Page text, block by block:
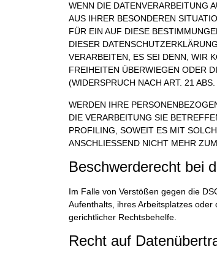
WENN DIE DATENVERARBEITUNG
AUS IHRER BESONDEREN
FÜR EIN AUF DIESE
DIESER
VERARBEITEN, ES SEI DENN, WIR
FREIHEITEN ÜBERWIEGEN ODER
(WIDERSPRUCH NACH ART. 21 ABS.
WERDEN IHRE
DIE VERARBEITUNG SIE
PROFILING, SOWEIT ES MIT
ANSCHLIESSEND NICHT MEHR
Beschwerderecht bei
Im Falle von Verstößen gegen die
Aufenthalts, ihres Arbeitsplatzes
gerichtlicher Rechtsbehelfe.
Recht auf